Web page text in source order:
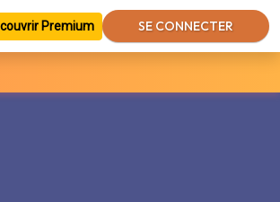
Premium SE CONNECTER